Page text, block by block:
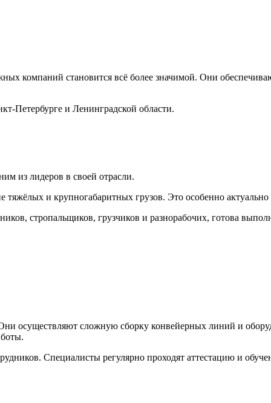
компаний становится всё более значимой. Они
Петербурге и Ленинградской области.
из лидеров в своей отрасли.
и крупногабаритных грузов. Это особенно
стропальщиков, грузчиков и разнорабочих, готова
сложную сборку конвейерных линий и
Специалисты регулярно проходят аттестацию и